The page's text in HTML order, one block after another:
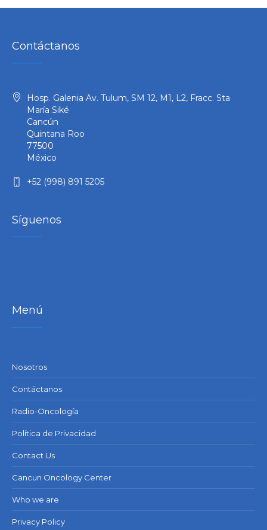
Contáctanos
Hosp. Galenia Av. Tulum, SM 12, M1, L2, Fracc. Sta
María Siké
Cancún
Quintana Roo
77500
México
+52 (998) 891 5205
Síguenos
Menú
Nosotros
Contáctanos
Radio-Oncología
Política de Privacidad
Contact Us
Cancun Oncology Center
Who we are
Privacy Policy